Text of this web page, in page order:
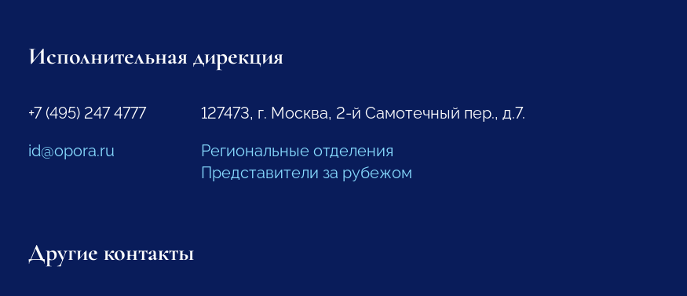
Исполнительная дирекция
+7 (495) 247 4777
id@opora.ru
127473, г. Москва, 2-й Самотечный пер., д.7.
Региональные отделения
Представители за рубежом
Другие контакты